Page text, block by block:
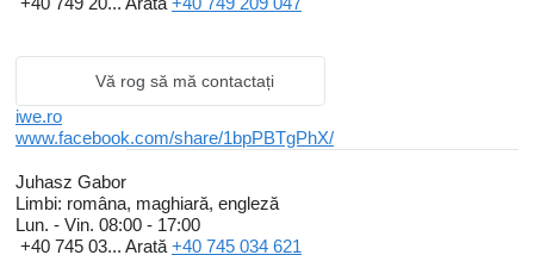
tone,transpalet electriccu catarg, transpalet electric fără
catarg cu baterie Li-ion sau AGM Gel (fără intreținere),
stivuitoare/stackere
semielectrice si full electrice.Piese de schimb din stocpentru
toate tipurile de utilaje comercializate.
transpalet electric, transpalet manual, stivuitor
Vă rog să mă contactați
iwe.ro
www.facebook.com/share/1bpPBTgPhX/
Juhasz Gabor
Limbi: româna, maghiară, engleză
Lun. - Vin. 08:00 - 17:00
+40 745 03... Arată +40 745 034 621